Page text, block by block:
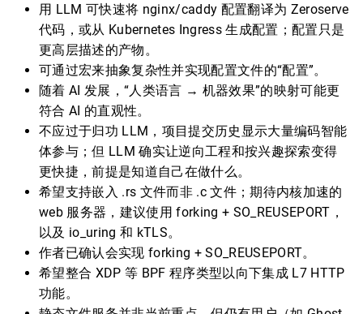
用 LLM 可快速将 nginx/caddy 配置翻译为 Zeroserve
代码，或从 Kubernetes Ingress 生成配置；配置只是
更高层描述的产物。
可通过宏来抽象复杂性并实现配置文件的“配置”。
随着 AI 发展，“人类语言 → 机器效果”的映射可能更
符合 AI 的直观性。
不应过于归功 LLM，项目提交历史显示大量编码智能
体参与；但 LLM 确实让逆向工程和按兴趣探索变得
更快捷，前提是知道自己在做什么。
希望支持嵌入 .rs 文件而非 .c 文件；期待内核加速的
web 服务器，建议使用 forking + SO_REUSEPORT，
以及 io_uring 和 kTLS。
作者已确认会实现 forking + SO_REUSEPORT。
希望整合 XDP 等 BPF 程序类型以向下集成 L7 HTTP
功能。